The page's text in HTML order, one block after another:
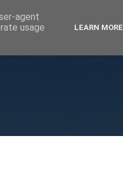
agent
usage
LEARN MORE